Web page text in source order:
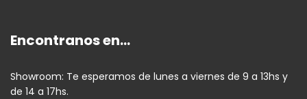
Encontranos en...
Showroom: Te esperamos de lunes a viernes de 9 a 13hs y
de 14 a 17hs.